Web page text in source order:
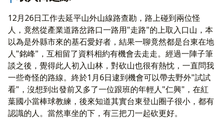
12月26日工作去延平山外山線路查勘，路上碰到兩位怪
人，竟然從產業道路岔路口一路用"走路"的上取入口山，本
以為是外縣市來的基石愛好者，結果一聊竟然都是台東在地
人"銘峰"，互相留了資料相約有機會去走走。經過一陣子筆
談之後，覺得此人初入山林，對砍山也很有熱忱，一直問我
一些奇怪的路線。終於1月6日逮到機會可以帶去野外"試試
看"，沒想到出發前又多了一位跟班的年輕人"仁興"，在紅
葉國小當棒球教練，後來知道其實台東登山圈子很小，都有
認識的人。當然車坐的下，有三把刀一起砍更好。